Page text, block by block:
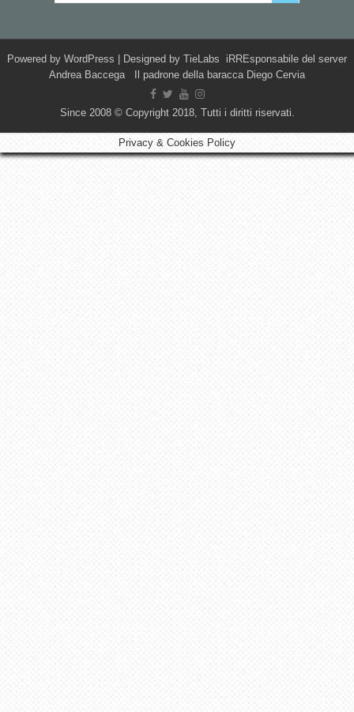
Powered by WordPress | Designed by TieLabs iRREsponsabile del server
Andrea Baccega Il padrone della baracca Diego Cervia
Since 2008 © Copyright 2018, Tutti i diritti riservati.
Privacy & Cookies Policy